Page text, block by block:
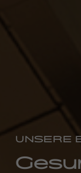
UNSERE